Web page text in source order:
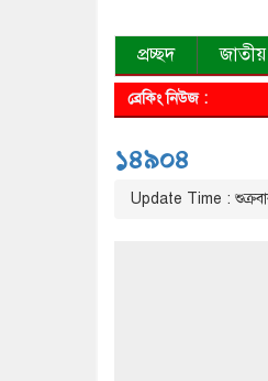
প্রচ্ছদ জাতীয়
ব্রেকিং নিউজ :
১৪৯০৪
Update Time :